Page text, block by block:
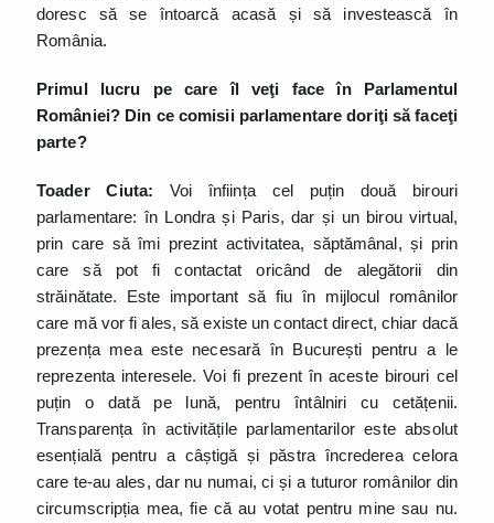
doresc să se întoarcă acasă și să investească în
România.
Primul lucru pe care îl veţi face în Parlamentul
României? Din ce comisii parlamentare doriţi să faceţi
parte?
Toader Ciuta: Voi înființa cel puțin două birouri
parlamentare: în Londra și Paris, dar și un birou virtual,
prin care să îmi prezint activitatea, săptămânal, și prin
care să pot fi contactat oricând de alegătorii din
străinătate. Este important să fiu în mijlocul românilor
care mă vor fi ales, să existe un contact direct, chiar dacă
prezența mea este necesară în București pentru a le
reprezenta interesele. Voi fi prezent în aceste birouri cel
puțin o dată pe lună, pentru întâlniri cu cetățenii.
Transparența în activitățile parlamentarilor este absolut
esențială pentru a câștigă și păstra încrederea celora
care te-au ales, dar nu numai, ci și a tuturor românilor din
circumscripția mea, fie că au votat pentru mine sau nu.